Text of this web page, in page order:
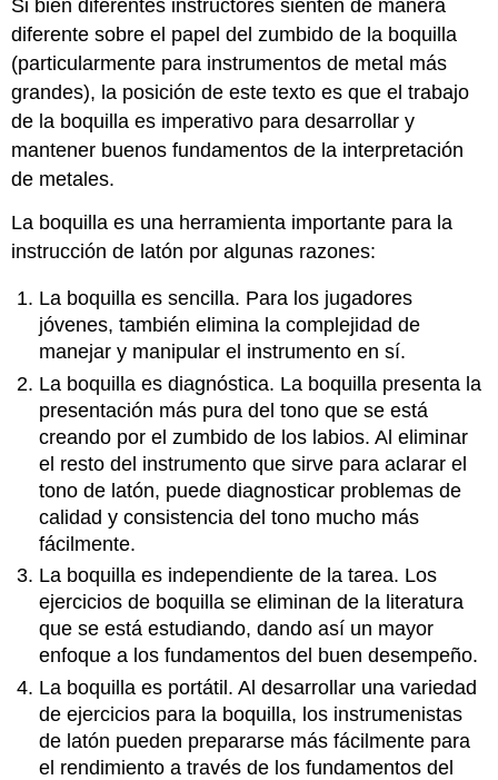
Si bien diferentes instructores sienten de manera
diferente sobre el papel del zumbido de la boquilla
(particularmente para instrumentos de metal más
grandes), la posición de este texto es que el trabajo
de la boquilla es imperativo para desarrollar y
mantener buenos fundamentos de la interpretación
de metales.
La boquilla es una herramienta importante para la
instrucción de latón por algunas razones:
La boquilla es sencilla. Para los jugadores
jóvenes, también elimina la complejidad de
manejar y manipular el instrumento en sí.
La boquilla es diagnóstica. La boquilla presenta la
presentación más pura del tono que se está
creando por el zumbido de los labios. Al eliminar
el resto del instrumento que sirve para aclarar el
tono de latón, puede diagnosticar problemas de
calidad y consistencia del tono mucho más
fácilmente.
La boquilla es independiente de la tarea. Los
ejercicios de boquilla se eliminan de la literatura
que se está estudiando, dando así un mayor
enfoque a los fundamentos del buen desempeño.
La boquilla es portátil. Al desarrollar una variedad
de ejercicios para la boquilla, los instrumenistas
de latón pueden prepararse más fácilmente para
el rendimiento a través de los fundamentos del